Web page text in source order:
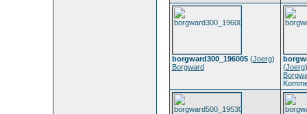
borgward300_196005(Joerg)
Borgward
(Joerg)